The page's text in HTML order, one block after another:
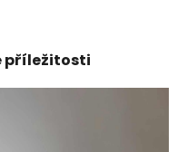
příležitosti